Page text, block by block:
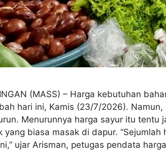
(MASS) – Harga kebutuhan
hari ini, Kamis (23/7/2026).
Menurunnya harga sayur itu
yang biasa masak di dapur.
ujar Arisman, petugas pendata